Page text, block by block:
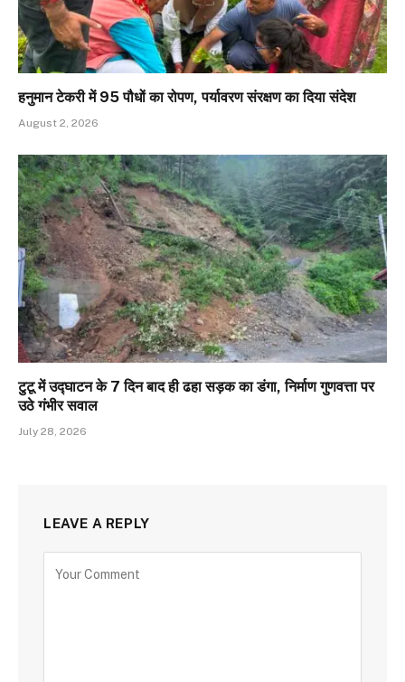
हनुमान टेकरी में 95 पौधों का रोपण, पर्यावरण संरक्षण का दिया संदेश
August 2, 2026
टुटू में उद्घाटन के 7 दिन बाद ही ढहा सड़क का डंगा, निर्माण गुणवत्ता पर
उठे गंभीर सवाल
July 28, 2026
LEAVE A REPLY